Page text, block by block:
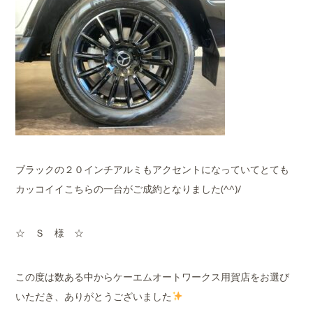
ブラックの２０インチアルミもアクセントになっていてとても
カッコイイこちらの一台がご成約となりました(^^)/
☆ Ｓ 様 ☆
この度は数ある中からケーエムオートワークス用賀店をお選び
いただき、ありがとうございました